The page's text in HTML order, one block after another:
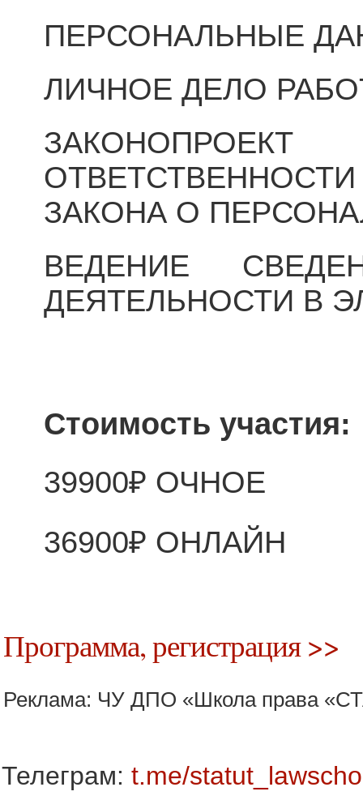
ПЕРСОНАЛЬНЫЕ
ЛИЧНОЕ ДЕЛО
ЗАКОНА О
ВЕДЕНИЕ
ДЕЯТЕЛЬНОСТИ В
Стоимость участия:
39900₽ ОЧНОЕ
36900₽ ОНЛАЙН
Программа, регистрация >>
Реклама: ЧУ ДПО «Школа права
Телеграм: t.me/